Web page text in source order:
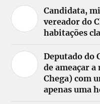
Candidata,
vereador do
habitações
Deputado do
de ameaçar
Chega) com
apenas uma